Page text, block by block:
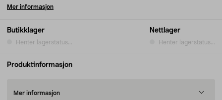
Butikklager
Henter lagerstatus...
Nettlager
Henter lagerstatus...
Mer informasjon
Produktinformasjon
Mer informasjon